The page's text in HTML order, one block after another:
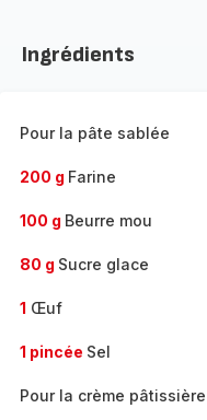
Ingrédients
Pour la pâte sablée
200 g Farine
100 g Beurre mou
80 g Sucre glace
1 Œuf
1 pincée Sel
Pour la crème pâtissière